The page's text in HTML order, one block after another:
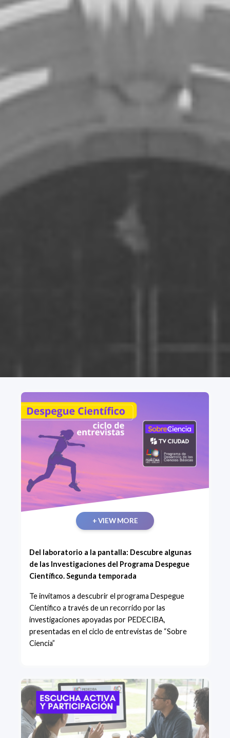
+ VIEW MORE
Del laboratorio a la pantalla: Descubre algunas
de las Investigaciones del Programa Despegue
Científico. Segunda temporada
Te invitamos a descubrir el programa Despegue
Científico a través de un recorrido por las
investigaciones apoyadas por PEDECIBA,
presentadas en el ciclo de entrevistas de “Sobre
Ciencia”